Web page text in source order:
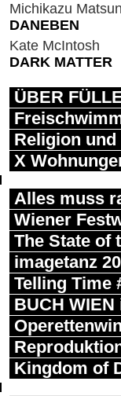
Michikazu
DANEBEN
Kate McIntosh
DARK MATTER
ÜBER
Religion
X
Alles muss
Wiener
The State of
imagetanz
Telling Time
BUCH
Kingdom of